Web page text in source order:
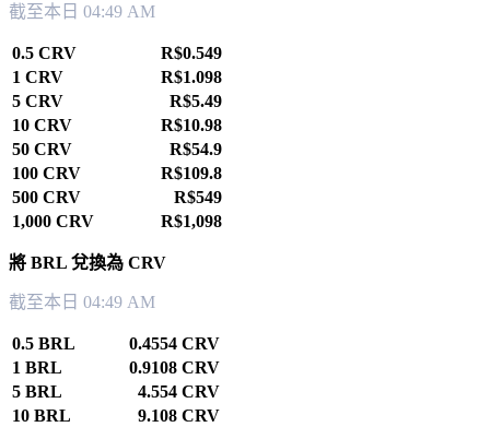
截至本日 04:49 AM
0.5 CRV
R$0.549
1 CRV
R$1.098
5 CRV
R$5.49
10 CRV
R$10.98
50 CRV
R$54.9
100 CRV
R$109.8
500 CRV
R$549
1,000 CRV
R$1,098
將 BRL 兌換為 CRV
截至本日 04:49 AM
0.5 BRL
0.4554 CRV
1 BRL
0.9108 CRV
5 BRL
4.554 CRV
10 BRL
9.108 CRV